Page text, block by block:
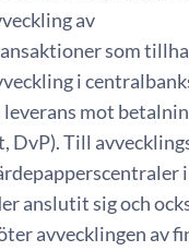
av
som
i
mot
DvP). Till
anslutit sig och
avvecklingen av